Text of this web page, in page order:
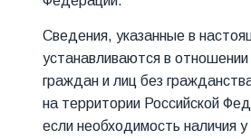
Сведения, указанные в
устанавливаются в
граждан и лиц без
на территории Российской
если необходимость наличия у